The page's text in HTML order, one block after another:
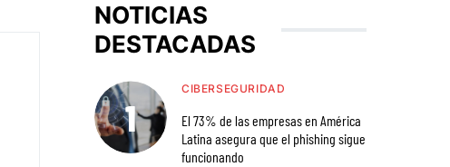
NOTICIAS
DESTACADAS
CIBERSEGURIDAD
El 73% de las empresas en América
Latina asegura que el phishing sigue
funcionando